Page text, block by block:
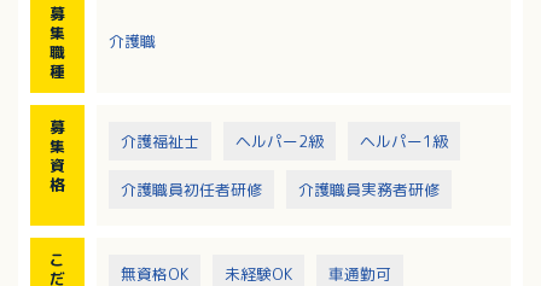
募
集
職
種
介護職
募
集
資
格
介護福祉士 ヘルパー2級 ヘルパー1級
介護職員初任者研修 介護職員実務者研修
こ
だ
無資格OK 未経験OK 車通勤可